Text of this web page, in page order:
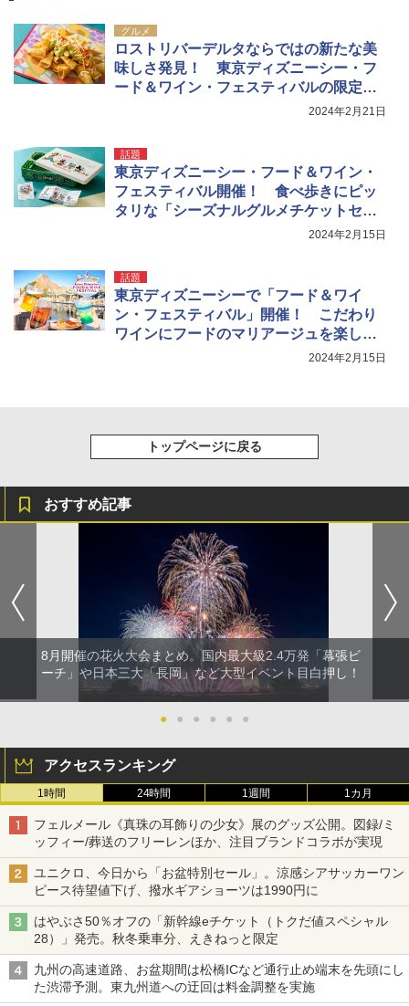
グルメ
ロストリバーデルタならではの新たな美
味しさ発見！ 東京ディズニーシー・フ
ード＆ワイン・フェスティバルの限定メ
2024年2月21日
話題
東京ディズニーシー・フード＆ワイン・
フェスティバル開催！ 食べ歩きにピッ
タリな「シーズナルグルメチケットセッ
2024年2月15日
話題
東京ディズニーシーで「フード＆ワイ
ン・フェスティバル」開催！ こだわり
ワインにフードのマリアージュを楽しみ
2024年2月15日
トップページに戻る
おすすめ記事
8月開催の花火大会まとめ。国内最大級2.4万発「幕張ビ
ーチ」や日本三大「長岡」など大型イベント目白押し！
● ● ● ● ● ●
アクセスランキング
1時間 24時間 1週間 1カ月
フェルメール《真珠の耳飾りの少女》展のグッズ公開。図録/ミ
ッフィー/葬送のフリーレンほか、注目ブランドコラボが実現
ユニクロ、今日から「お盆特別セール」。涼感シアサッカーワン
ピース待望値下げ、撥水ギアショーツは1990円に
はやぶさ50％オフの「新幹線eチケット（トクだ値スペシャル
28）」発売。秋冬乗車分、えきねっと限定
九州の高速道路、お盆期間は松橋ICなど通行止め端末を先頭にし
た渋滞予測。東九州道への迂回は料金調整を実施